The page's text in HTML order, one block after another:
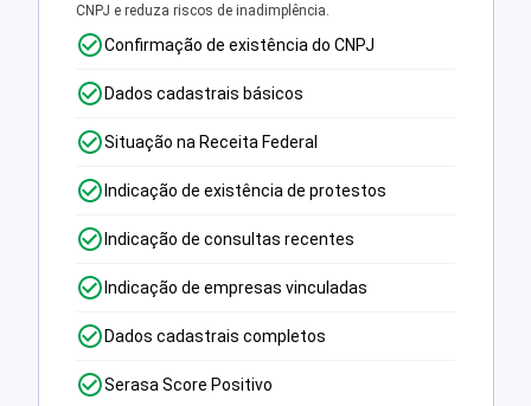
CNPJ e reduza riscos de inadimplência.
Confirmação de existência do CNPJ
Dados cadastrais básicos
Situação na Receita Federal
Indicação de existência de protestos
Indicação de consultas recentes
Indicação de empresas vinculadas
Dados cadastrais completos
Serasa Score Positivo